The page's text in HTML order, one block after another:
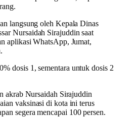
langsung oleh Kepala Dinas
Nursaidah Sirajuddin saat
aplikasi WhatsApp, Jumat,
dosis 1, sementara untuk dosis 2
akrab Nursaidah Sirajuddin
vaksinasi di kota ini terus
segera mencapai 100 persen.